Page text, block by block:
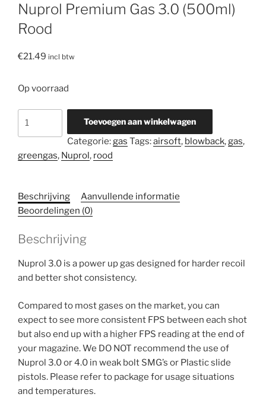
Nuprol Premium Gas 3.0 (500ml)
Rood
€21.49 incl btw
Op voorraad
3.0
aantal
Toevoegen aan winkelwagen
Categorie:gas Tags:airsoft, blowback,gas,
greengas, Nuprol, rood
Beschrijving
Aanvullende informatie
Beoordelingen (0)
Beschrijving
Nuprol 3.0 is a power up gas designed for harder recoil
and better shot consistency.
Compared to most gases on the market, you can
expect to see more consistent FPS between each shot
but also end up with a higher FPS reading at the end of
your magazine. We DO NOT recommend the use of
Nuprol 3.0 or 4.0 in weak bolt SMG’s or Plastic slide
pistols. Please refer to package for usage situations
and temperatures.